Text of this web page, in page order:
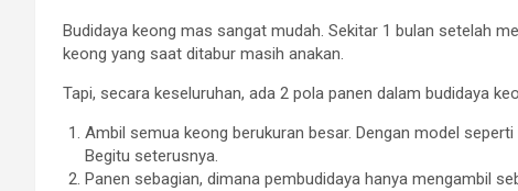
Budidaya keong mas sangat mudah. Sekitar 1 bulan setelah
keong yang saat ditabur masih anakan.
Tapi, secara keseluruhan, ada 2 pola panen dalam budidaya
Ambil semua keong berukuran besar. Dengan model
Begitu seterusnya.
Panen sebagian, dimana pembudidaya hanya mengambil